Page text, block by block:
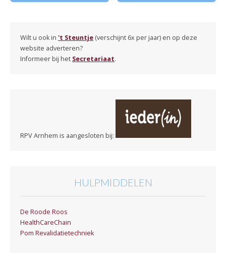
Wilt u ook in 't Steuntje (verschijnt 6x per jaar) en op deze
website adverteren?
Informeer bij het Secretariaat.
RPV Arnhem is aangesloten bij:
HULPMIDDELEN
De Roode Roos
HealthCareChain
Pom Revalidatietechniek